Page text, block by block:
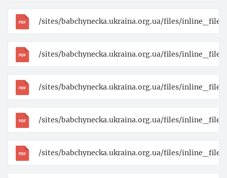
/sites/babchynecka.ukraina.org.ua/files/inline_files/
/sites/babchynecka.ukraina.org.ua/files/inline_files/
/sites/babchynecka.ukraina.org.ua/files/inline_files/
/sites/babchynecka.ukraina.org.ua/files/inline_files/
/sites/babchynecka.ukraina.org.ua/files/inline_files/